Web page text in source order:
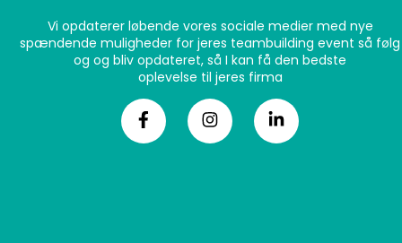
Vi opdaterer løbende vores sociale medier med nye
spændende muligheder for jeres teambuilding event så følg
og og bliv opdateret, så I kan få den bedste
oplevelse til jeres firma